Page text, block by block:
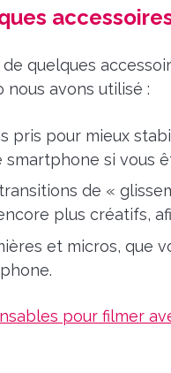
de quelques
avons utilisé :
pris pour mieux
si vous
de «
plus créatifs,
et micros, que
pour filmer